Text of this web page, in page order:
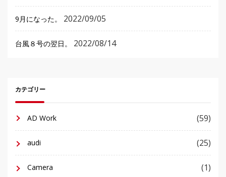
9月になった。 2022/09/05
台風８号の翌日。 2022/08/14
カテゴリー
AD Work (59)
audi (25)
Camera (1)